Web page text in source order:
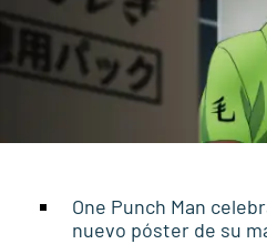
One Punch Man
nuevo póster de su